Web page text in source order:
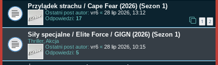
Przylądek strachu / Cape Fear (2026) (Sezon 1)
Ostatni post autor: vr6 « 28 lip 2026, 13:12
Odpowiedzi: 17 1 2
Siły specjalne / Elite Force / GIGN (2026) (Sezon 1)
Thriller, Akcja
Ostatni post autor: vr6 « 28 lip 2026, 10:15
Odpowiedzi: 5